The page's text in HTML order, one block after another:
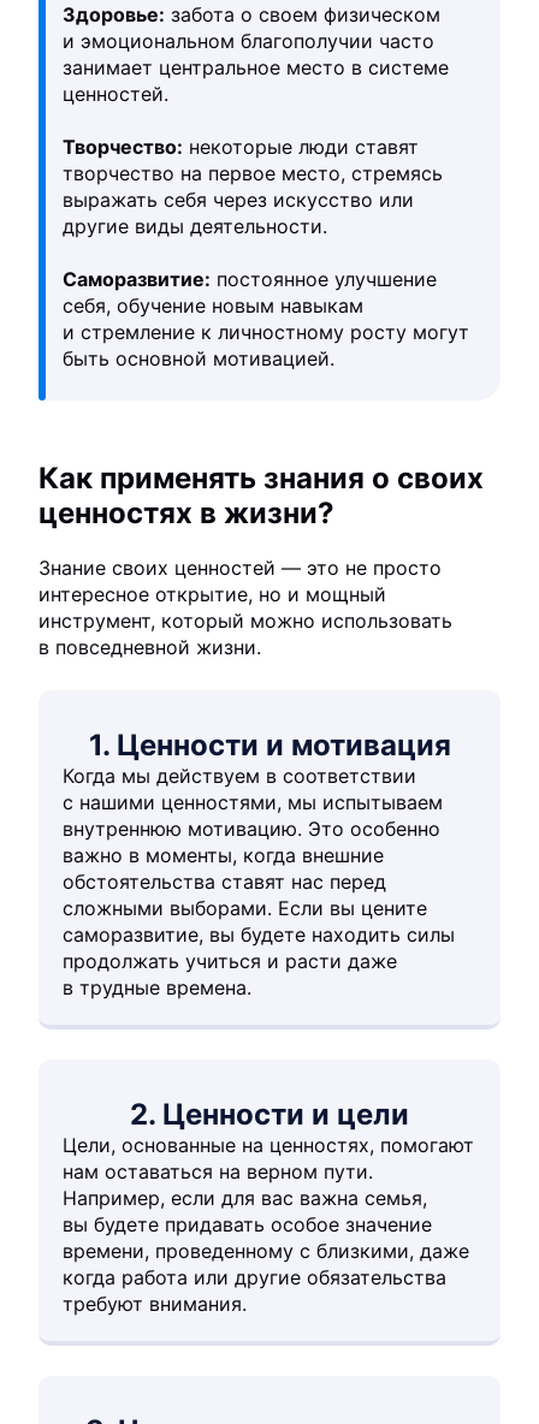
Здоровье: забота о своем физическом
и эмоциональном благополучии часто
занимает центральное место в системе
ценностей.
Творчество: некоторые люди ставят
творчество на первое место, стремясь
выражать себя через искусство или
другие виды деятельности.
Саморазвитие: постоянное улучшение
себя, обучение новым навыкам
и стремление к личностному росту могут
быть основной мотивацией.
Как применять знания о своих
ценностях в жизни?
Знание своих ценностей — это не просто
интересное открытие, но и мощный
инструмент, который можно использовать
в повседневной жизни.
1. Ценности и мотивация
Когда мы действуем в соответствии
с нашими ценностями, мы испытываем
внутреннюю мотивацию. Это особенно
важно в моменты, когда внешние
обстоятельства ставят нас перед
сложными выборами. Если вы цените
саморазвитие, вы будете находить силы
продолжать учиться и расти даже
в трудные времена.
2. Ценности и цели
Цели, основанные на ценностях, помогают
нам оставаться на верном пути.
Например, если для вас важна семья,
вы будете придавать особое значение
времени, проведенному с близкими, даже
когда работа или другие обязательства
требуют внимания.